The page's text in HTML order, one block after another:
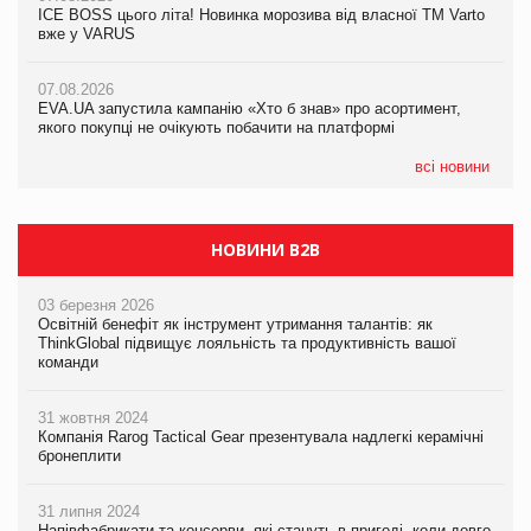
ICE BOSS цього літа! Новинка морозива від власної ТМ Varto
вже у VARUS
07.08.2026
EVA.UA запустила кампанію «Хто б знав» про асортимент,
якого покупці не очікують побачити на платформі
всі новини
ICE BOSS цього літа! Новинка морозива від власної ТМ Varto
вже у VARUS
07.08.2026
EVA.UA запустила кампанію «Хто б знав» про асортимент,
якого покупці не очікують побачити на платформі
НОВИНИ B2B
03 березня 2026
Освітній бенефіт як інструмент утримання талантів: як
ThinkGlobal підвищує лояльність та продуктивність вашої
команди
31 жовтня 2024
Компанія Rarog Tactical Gear презентувала надлегкі керамічні
бронеплити
31 липня 2024